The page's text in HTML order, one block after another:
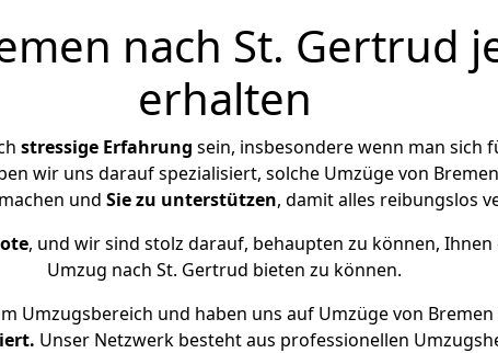
nach St. Gertrud
erhalten
stressige Erfahrung sein, insbesondere wenn man sich
wir uns darauf spezialisiert, solche Umzüge von
und Sie zu unterstützen, damit alles reibungslos
, und wir sind stolz darauf, behaupten zu können,
Umzug nach St. Gertrud bieten zu können.
Umzugsbereich und haben uns auf Umzüge von
Unser Netzwerk besteht aus professionellen